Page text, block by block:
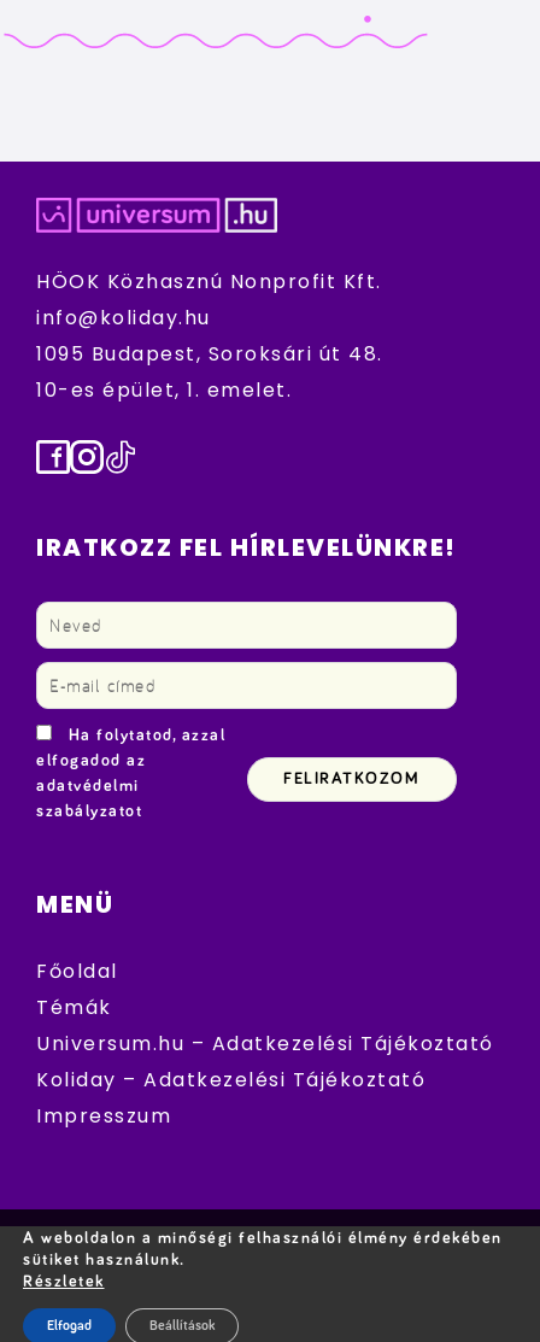
HÖOK Közhasznú Nonprofit Kft.
info@koliday.hu
1095 Budapest, Soroksári út 48.
10-es épület, 1. emelet.
Facebook
Instagram
TikTok
IRATKOZZ FEL HÍRLEVELÜNKRE!
Ha folytatod, azzal
elfogadod az
adatvédelmi
szabályzatot
MENÜ
Főoldal
Témák
Universum.hu – Adatkezelési Tájékoztató
Koliday – Adatkezelési Tájékoztató
Impresszum
A weboldalon a minőségi felhasználói élmény érdekében
sütiket használunk.
Részletek
Elfogad Beállítások